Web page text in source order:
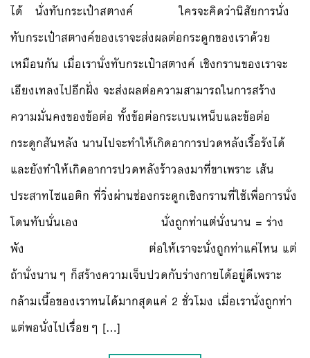
ได้ นั่งทับกระเป๋าสตางค์ ใครจะคิดว่านิสัยการนั่ง
ทับกระเป๋าสตางค์ของเราจะส่งผลต่อกระดูกของเราด้วย
เหมือนกัน เมื่อเรานั่งทับกระเป๋าสตางค์ เชิงกรานของเราจะ
เอียงเทลงไปอีกฝั่ง จะส่งผลต่อความสามารถในการสร้าง
ความมั่นคงของข้อต่อ ทั้งข้อต่อกระเบนเหน็บและข้อต่อ
กระดูกสันหลัง นานไปจะทำให้เกิดอาการปวดหลังเรื้อรังได้
และยังทำให้เกิดอาการปวดหลังร้าวลงมาที่ขาเพราะ เส้น
ประสาทไซแอติก ที่วิ่งผ่านช่องกระดูกเชิงกรานที่ใช้เพื่อการนั่ง
โดนทับนั่นเอง นั่งถูกท่าแต่นั่งนาน = ร่าง
พัง ต่อให้เราจะนั่งถูกท่าแค่ไหน แต่
ถ้านั่งนานๆ ก็สร้างความเจ็บปวดกับร่างกายได้อยู่ดีเพราะ
กล้ามเนื้อของเราทนได้มากสุดแค่ 2 ชั่วโมง เมื่อเรานั่งถูกท่า
แต่พอนั่งไปเรื่อยๆ […]